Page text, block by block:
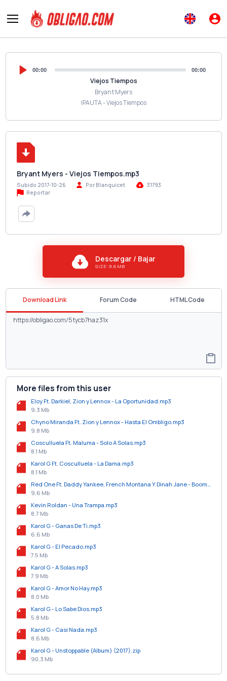
00:00 00:00
Viejos Tiempos
Bryant Myers
IPAUTA - Viejos Tiempos
Bryant Myers - Viejos Tiempos.mp3
Subido 2017-10-26 Por Blanquicet
31793
Reportar
Descargar / Bajar
SIZE: 9.6 MB
Download Link Forum Code HTML Code
More files from this user
Eloy Ft. Darkiel, Zion y Lennox - La Oportunidad.mp3
9.3 Mb
Chyno Miranda Ft. Zion y Lennox - Hasta El Ombligo.mp3
9.8 Mb
Cosculluela Ft. Maluma - Solo A Solas.mp3
8.1 Mb
Karol G Ft. Cosculluela - La Dama.mp3
8.1 Mb
9.6 Mb
Kevin Roldan - Una Trampa.mp3
8.7 Mb
Karol G - Ganas De Ti.mp3
6.6 Mb
Karol G - El Pecado.mp3
7.5 Mb
Karol G - A Solas.mp3
7.9 Mb
Karol G - Amor No Hay.mp3
8.0 Mb
Karol G - Lo Sabe Dios.mp3
5.8 Mb
Karol G - Casi Nada.mp3
8.6 Mb
Karol G - Unstoppable (Album) (2017).zip
90.3 Mb